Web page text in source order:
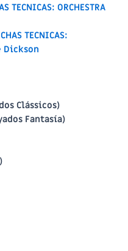
TECNICAS: ORCHESTRA
TECNICAS:
Dickson
Clássicos)
Fantasía)